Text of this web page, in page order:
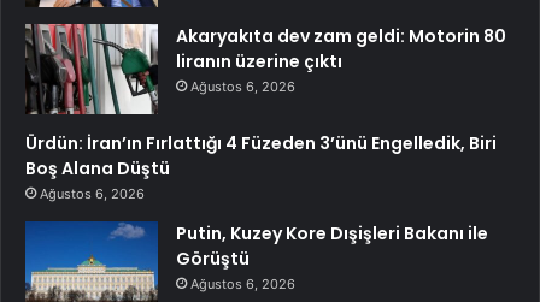
Akaryakıta dev zam geldi: Motorin 80
liranın üzerine çıktı
Ağustos 6, 2026
Ürdün: İran’ın Fırlattığı 4 Füzeden 3’ünü Engelledik, Biri
Boş Alana Düştü
Ağustos 6, 2026
Putin, Kuzey Kore Dışişleri Bakanı ile
Görüştü
Ağustos 6, 2026